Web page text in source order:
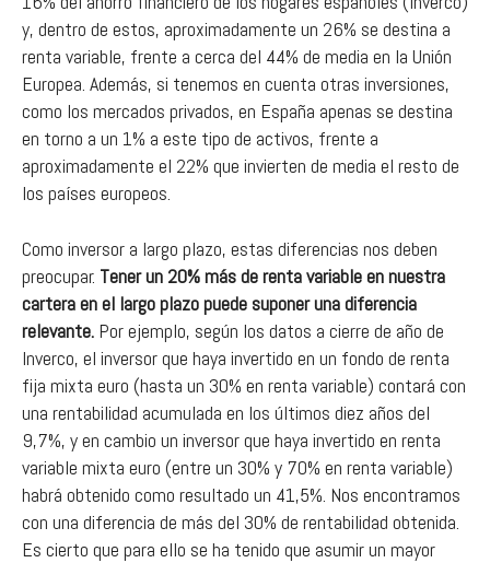
y, dentro de estos, aproximadamente un 26% se destina a
renta variable, frente a cerca del 44% de media en la Unión
Europea. Además, si tenemos en cuenta otras inversiones,
como los mercados privados, en España apenas se destina
en torno a un 1% a este tipo de activos, frente a
aproximadamente el 22% que invierten de media el resto de
los países europeos.
Como inversor a largo plazo, estas diferencias nos deben
preocupar. Tener un 20% más de renta variable en nuestra
cartera en el largo plazo puede suponer una diferencia
relevante. Por ejemplo, según los datos a cierre de año de
Inverco, el inversor que haya invertido en un fondo de renta
fija mixta euro (hasta un 30% en renta variable) contará con
una rentabilidad acumulada en los últimos diez años del
9,7%, y en cambio un inversor que haya invertido en renta
variable mixta euro (entre un 30% y 70% en renta variable)
habrá obtenido como resultado un 41,5%. Nos encontramos
con una diferencia de más del 30% de rentabilidad obtenida.
Es cierto que para ello se ha tenido que asumir un mayor